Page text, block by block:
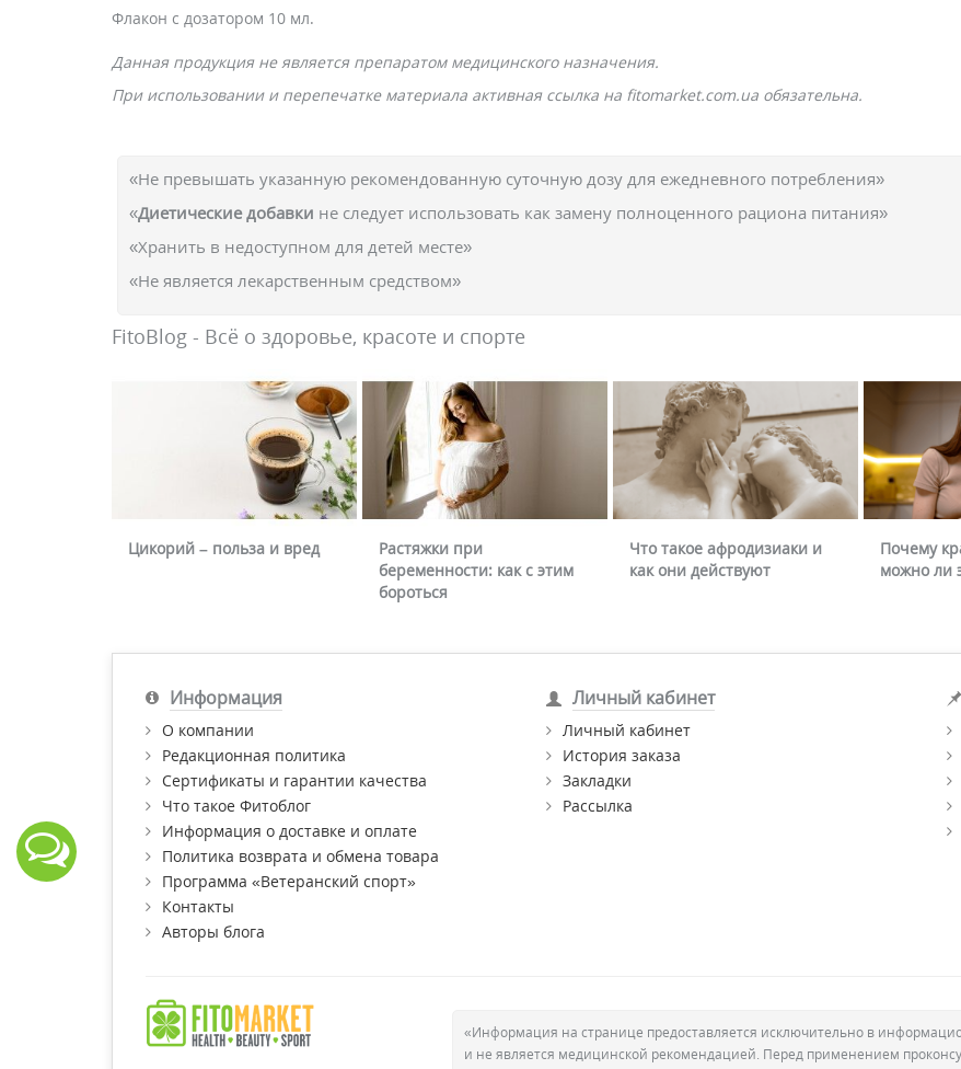
Флакон с дозатором 10 мл.
Данная продукция не является препаратом медицинского назначения.
При использовании и перепечатке материала активная ссылка на fitomarket.com.ua обязательна.
«Не превышать указанную рекомендованную суточную дозу для ежедневного потребления»
«Диетические добавки не следует использовать как замену полноценного рациона питания»
«Хранить в недоступном для детей месте»
«Не является лекарственным средством»
FitoBlog - Всё о здоровье, красоте и спорте
Цикорий – польза и вред
Растяжки при
беременности: как с этим
бороться
Что такое афродизиаки и
как они действуют
Почему
можно ли
Информация
О компании
Редакционная политика
Сертификаты и гарантии качества
Что такое Фитоблог
Информация о доставке и оплате
Политика возврата и обмена товара
Программа «Ветеранский спорт»
Контакты
Авторы блога
Личный кабинет
Личный кабинет
История заказа
Закладки
Рассылка
«Информация на странице предоставляется исключительно в
и не является медицинской рекомендацией. Перед применением